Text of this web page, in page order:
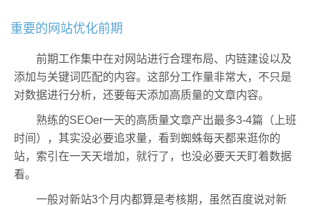
重要的网站优化前期
前期工作集中在对网站进行合理布局、内链建设以及
添加与关键词匹配的内容。这部分工作量非常大，不只是
对数据进行分析，还要每天添加高质量的文章内容。
熟练的SEOer一天的高质量文章产出最多3-4篇（上班
时间），其实没必要追求量，看到蜘蛛每天都来逛你的
站，索引在一天天增加，就行了，也没必要天天盯着数据
看。
一般对新站3个月内都算是考核期，虽然百度说对新